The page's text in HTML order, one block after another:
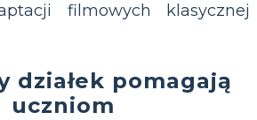
filmowych klasycznej
działek pomagają
uczniom